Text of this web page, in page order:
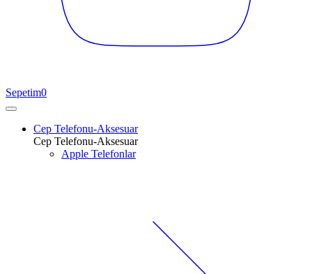
Sepetim0
Cep Telefonu-Aksesuar
Cep Telefonu-Aksesuar
Apple Telefonlar